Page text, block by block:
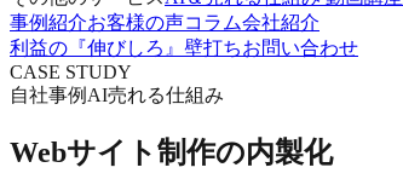
事例紹介お客様の声コラム会社紹介
利益の『伸びしろ』壁打ちお問い合わせ
CASE STUDY
自社事例 AI売れる仕組み
Webサイト制作の内製化